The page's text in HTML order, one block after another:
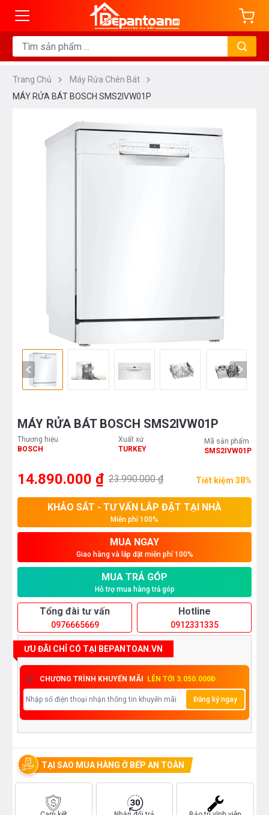
Trang Chủ
Máy Rửa Chén Bát
MÁY RỬA BÁT BOSCH SMS2IVW01P
MÁY RỬA BÁT BOSCH SMS2IVW01P
Thương hiệu
BOSCH
Xuất xứ
TURKEY
Mã sản phẩm
SMS2IVW01P
14.890.000 ₫ 23.990.000 ₫ Tiết kiệm 38%
KHẢO SÁT - TƯ VẤN LẮP ĐẶT TẠI NHÀ
Miễn phí 100%
MUA NGAY
Giao hàng và lắp đặt miễn phí 100%
MUA TRẢ GÓP
Hỗ trợ mua hàng trả góp
Tổng đài tư vấn
0976665669
Hotline
0912331335
ƯU ĐÃI CHỈ CÓ TẠI BEPANTOAN.VN
CHƯƠNG TRÌNH KHUYẾN MÃI LÊN TỚI 3.050.000Đ
Đăng ký ngay
TẠI SAO MUA HÀNG Ở BẾP AN TOÀN